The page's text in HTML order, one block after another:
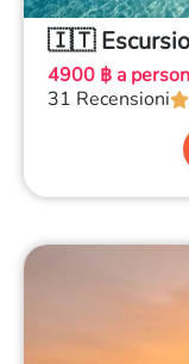
🇮🇹
4900 ฿ a
31 Recensioni